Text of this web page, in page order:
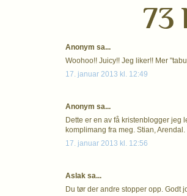
73
Anonym sa...
Woohoo!! Juicy!! Jeg liker!! Mer
17. januar 2013 kl. 12:49
Anonym sa...
Dette er en av få kristenblogger jeg
komplimang fra meg. Stian, Arendal.
17. januar 2013 kl. 12:56
Aslak sa...
Du tør der andre stopper opp. Godt